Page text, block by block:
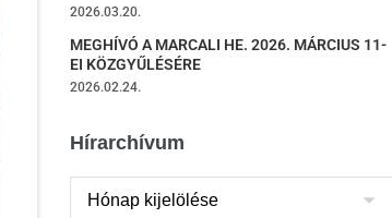
2026.03.20.
MEGHÍVÓ A MARCALI HE. 2026. MÁRCIUS 11-
EI KÖZGYŰLÉSÉRE
2026.02.24.
Hírarchívum